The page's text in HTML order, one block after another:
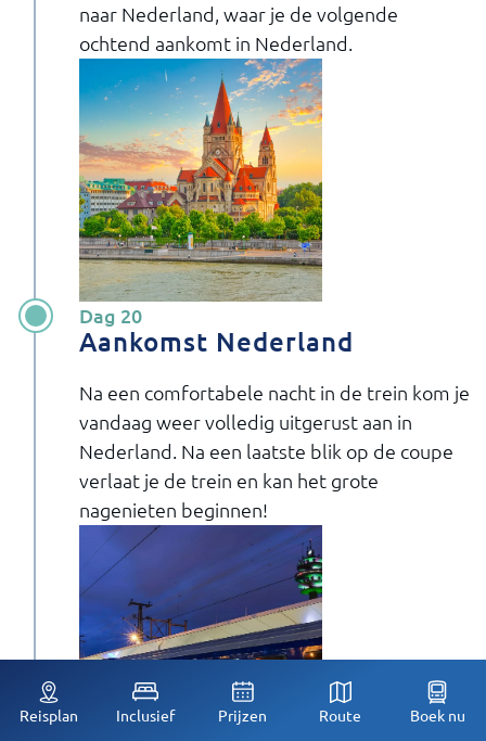
Reisplan Inclusief Prijzen Route Boek nu
naar Nederland, waar je de volgende
ochtend aankomt in Nederland.
Dag 20
Aankomst Nederland
Na een comfortabele nacht in de trein kom je
vandaag weer volledig uitgerust aan in
Nederland. Na een laatste blik op de coupe
verlaat je de trein en kan het grote
nagenieten beginnen!